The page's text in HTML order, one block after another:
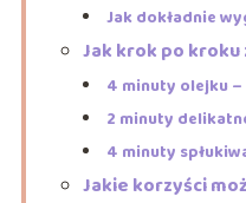
Jak dokładnie
Jak krok po kroku
4 minuty olejku
2 minuty
4 minuty
Jakie korzyści